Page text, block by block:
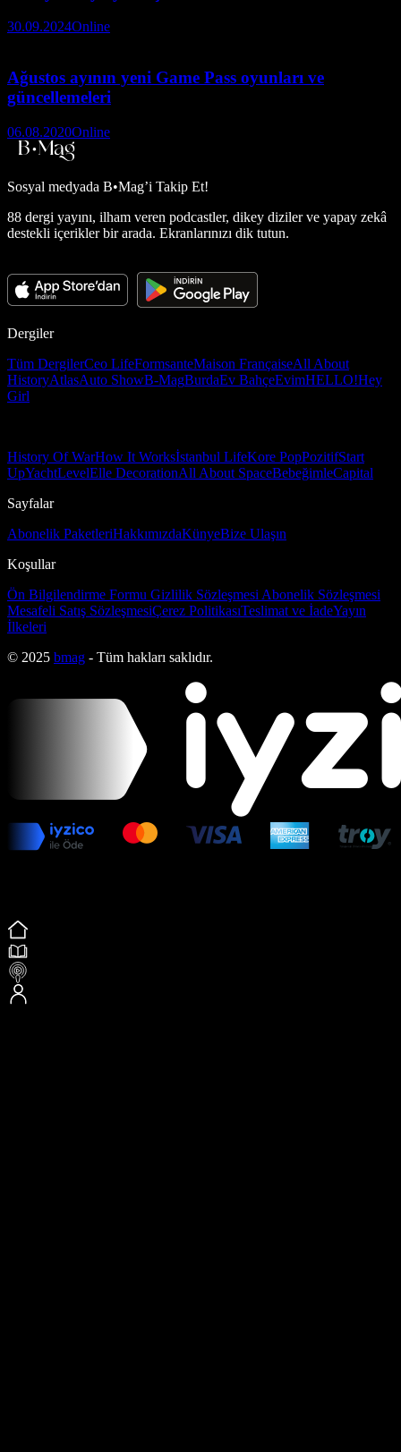
30.09.2024Online
Ağustos ayının yeni Game Pass oyunları ve
güncellemeleri
06.08.2020Online
Sosyal medyada B•Mag’i Takip Et!
88 dergi yayını, ilham veren podcastler, dikey diziler ve yapay zekâ
destekli içerikler bir arada. Ekranlarınızı dik tutun.
Dergiler
Tüm DergilerCeo LifeFormsanteMaison FrançaiseAll About
HistoryAtlasAuto ShowB-MagBurdaEv BahçeEvimHELLO!Hey
Girl
History Of WarHow It Worksİstanbul LifeKore PopPozitifStart
UpYachtLevelElle DecorationAll About SpaceBebeğimleCapital
Sayfalar
Abonelik PaketleriHakkımızdaKünyeBize Ulaşın
Koşullar
Ön Bilgilendirme Formu Gizlilik Sözleşmesi Abonelik Sözleşmesi
Mesafeli Satış SözleşmesiÇerez PolitikasıTeslimat ve İadeYayın
İlkeleri
© 2025 bmag - Tüm hakları saklıdır.